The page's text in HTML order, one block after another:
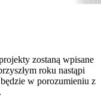
zostaną wpisane
roku nastąpi
w porozumieniu z